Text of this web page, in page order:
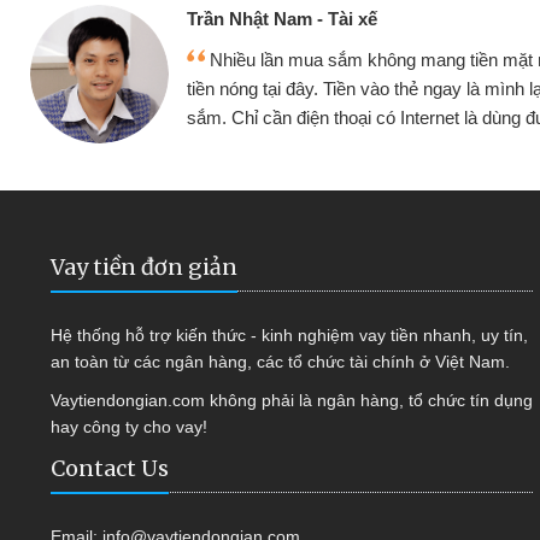
đều vay
tiếp tục mua
Tôi kinh doanh buôn bán
hàng, nhờ biết đến website
quyết được công việc của
Vay tiền đơn giản
Hệ thống hỗ trợ kiến thức - kinh nghiệm vay tiền nhanh, uy tín,
an toàn từ các ngân hàng, các tổ chức tài chính ở Việt Nam.
Vaytiendongian.com không phải là ngân hàng, tổ chức tín dụng
hay công ty cho vay!
Contact Us